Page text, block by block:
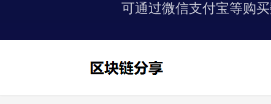
可通过微信支付宝等购买